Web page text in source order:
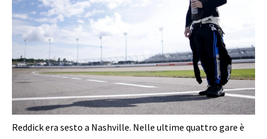
Reddick era sesto a Nashville. Nelle ultime quattro gare è